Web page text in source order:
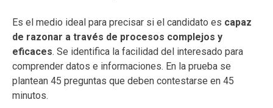
Es el medio ideal para precisar si el candidato es capaz
de razonar a través de procesos complejos y
eficaces. Se identifica la facilidad del interesado para
comprender datos e informaciones. En la prueba se
plantean 45 preguntas que deben contestarse en 45
minutos.